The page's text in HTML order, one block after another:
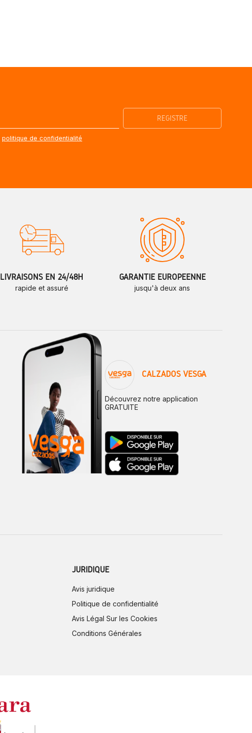
politique de confidentialité
LIVRAISONS EN 24/48H
rapide et assuré
GARANTIE EUROPÉENNE
jusqu'à deux ans
CALZADOS VESGA
Découvrez notre application
GRATUITE
JURIDIQUE
Avis juridique
Politique de confidentialité
Avis Légal Sur les Cookies
Conditions Générales